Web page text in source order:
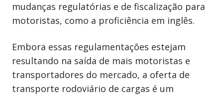
mudanças regulatórias e de fiscalização para
motoristas, como a proficiência em inglês.
Embora essas regulamentações estejam
resultando na saída de mais motoristas e
transportadores do mercado, a oferta de
transporte rodoviário de cargas é um